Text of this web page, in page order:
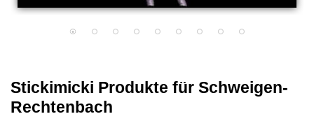
Stickimicki Produkte für Schweigen-
Rechtenbach